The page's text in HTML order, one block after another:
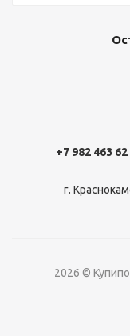
+7 982 463 62
г.
2026 ©